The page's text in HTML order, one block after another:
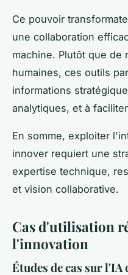
Ce pouvoir
une collaboration
machine. Plutôt que de
humaines, ces outils
informations
analytiques, et à
En somme, exploiter
innover requiert une
expertise technique,
et vision collaborative.
Cas d'utilisation
l'innovation
Études de cas sur l'IA